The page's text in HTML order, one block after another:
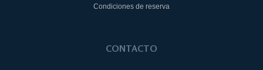
Condiciones de reserva
CONTACTO